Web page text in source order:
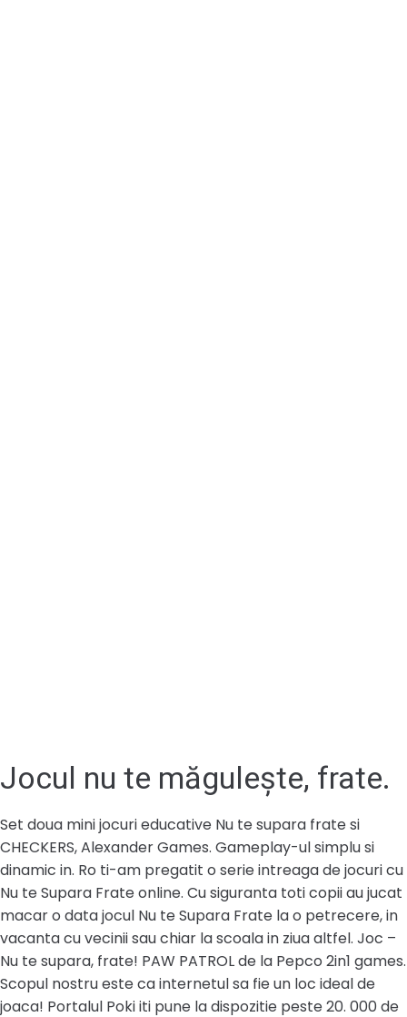
Jocul nu te măgulește, frate.
Set doua mini jocuri educative Nu te supara frate si
CHECKERS, Alexander Games. Gameplay-ul simplu si
dinamic in. Ro ti-am pregatit o serie intreaga de jocuri cu
Nu te Supara Frate online. Cu siguranta toti copii au jucat
macar o data jocul Nu te Supara Frate la o petrecere, in
vacanta cu vecinii sau chiar la scoala in ziua altfel. Joc –
Nu te supara, frate! PAW PATROL de la Pepco 2in1 games.
Scopul nostru este ca internetul sa fie un loc ideal de
joaca! Portalul Poki iti pune la dispozitie peste 20. 000 de